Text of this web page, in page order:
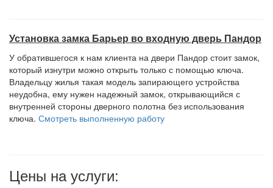
Установка замка Барьер во входную дверь Пандор
У обратившегося к нам клиента на двери Пандор стоит замок,
который изнутри можно открыть только с помощью ключа.
Владельцу жилья такая модель запирающего устройства
неудобна, ему нужен надежный замок, открывающийся с
внутренней стороны дверного полотна без использования
ключа. Смотреть выполненную работу
Цены на услуги: